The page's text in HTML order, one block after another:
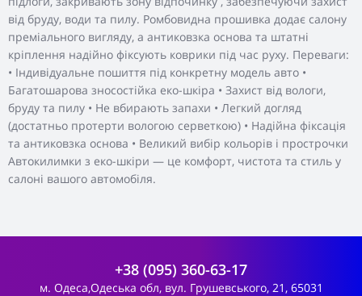
від бруду, води та пилу. Ромбовидна прошивка додає салону
преміального вигляду, а антиковзка основа та штатні
кріплення надійно фіксують коврики під час руху. Переваги:
• Індивідуальне пошиття під конкретну модель авто •
Багатошарова зносостійка еко-шкіра • Захист від вологи,
бруду та пилу • Не вбирають запахи • Легкий догляд
(достатньо протерти вологою серветкою) • Надійна фіксація
та антиковзка основа • Великий вибір кольорів і прострочки
Автокилимки з еко-шкіри — це комфорт, чистота та стиль у
салоні вашого автомобіля.
+38 (095) 360-63-17
м. Одеса,Одеська обл, вул. Грушевського, 21, 65031